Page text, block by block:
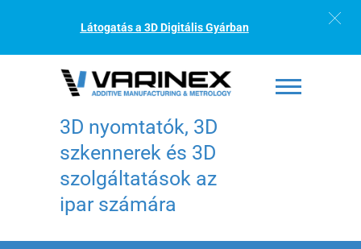
Látogatás a 3D Digitális Gyárban
3D nyomtatók, 3D
szkennerek és 3D
szolgáltatások az
ipar számára